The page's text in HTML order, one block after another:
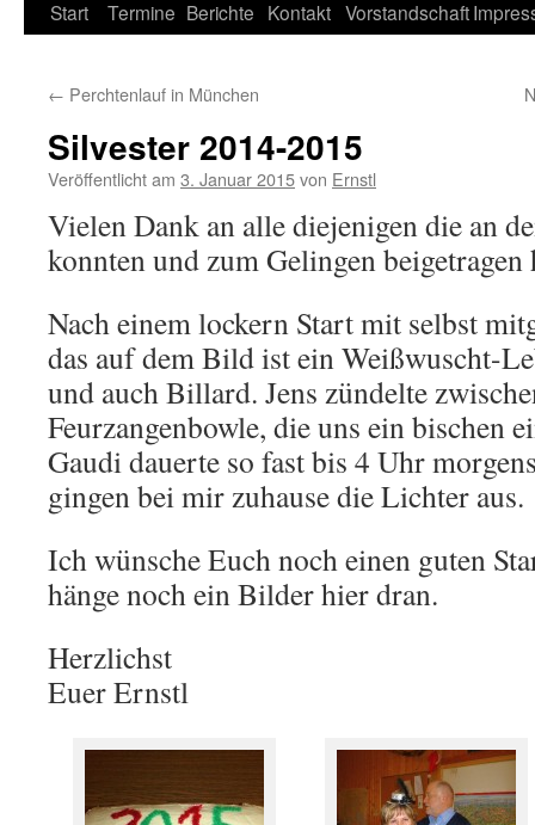
Start Termine Berichte Kontakt Vorstandschaft
← Perchtenlauf in München
Silvester 2014-2015
Veröffentlicht am 3. Januar 2015von Ernstl
Vielen Dank an alle diejenigen die an
konnten und zum Gelingen beigetragen
Nach einem lockern Start mit selbst
das auf dem Bild ist ein Weißwuscht-
und auch Billard. Jens zündelte
Feurzangenbowle, die uns ein bischen
Gaudi dauerte so fast bis 4 Uhr
gingen bei mir zuhause die Lichter aus.
Ich wünsche Euch noch einen guten
hänge noch ein Bilder hier dran.
Herzlichst
Euer Ernstl